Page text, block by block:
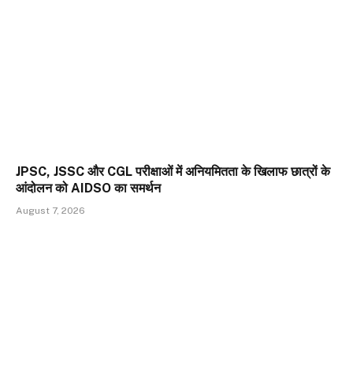
JPSC, JSSC और CGL परीक्षाओं में अनियमितता के खिलाफ छात्रों के
आंदोलन को AIDSO का समर्थन
August 7, 2026